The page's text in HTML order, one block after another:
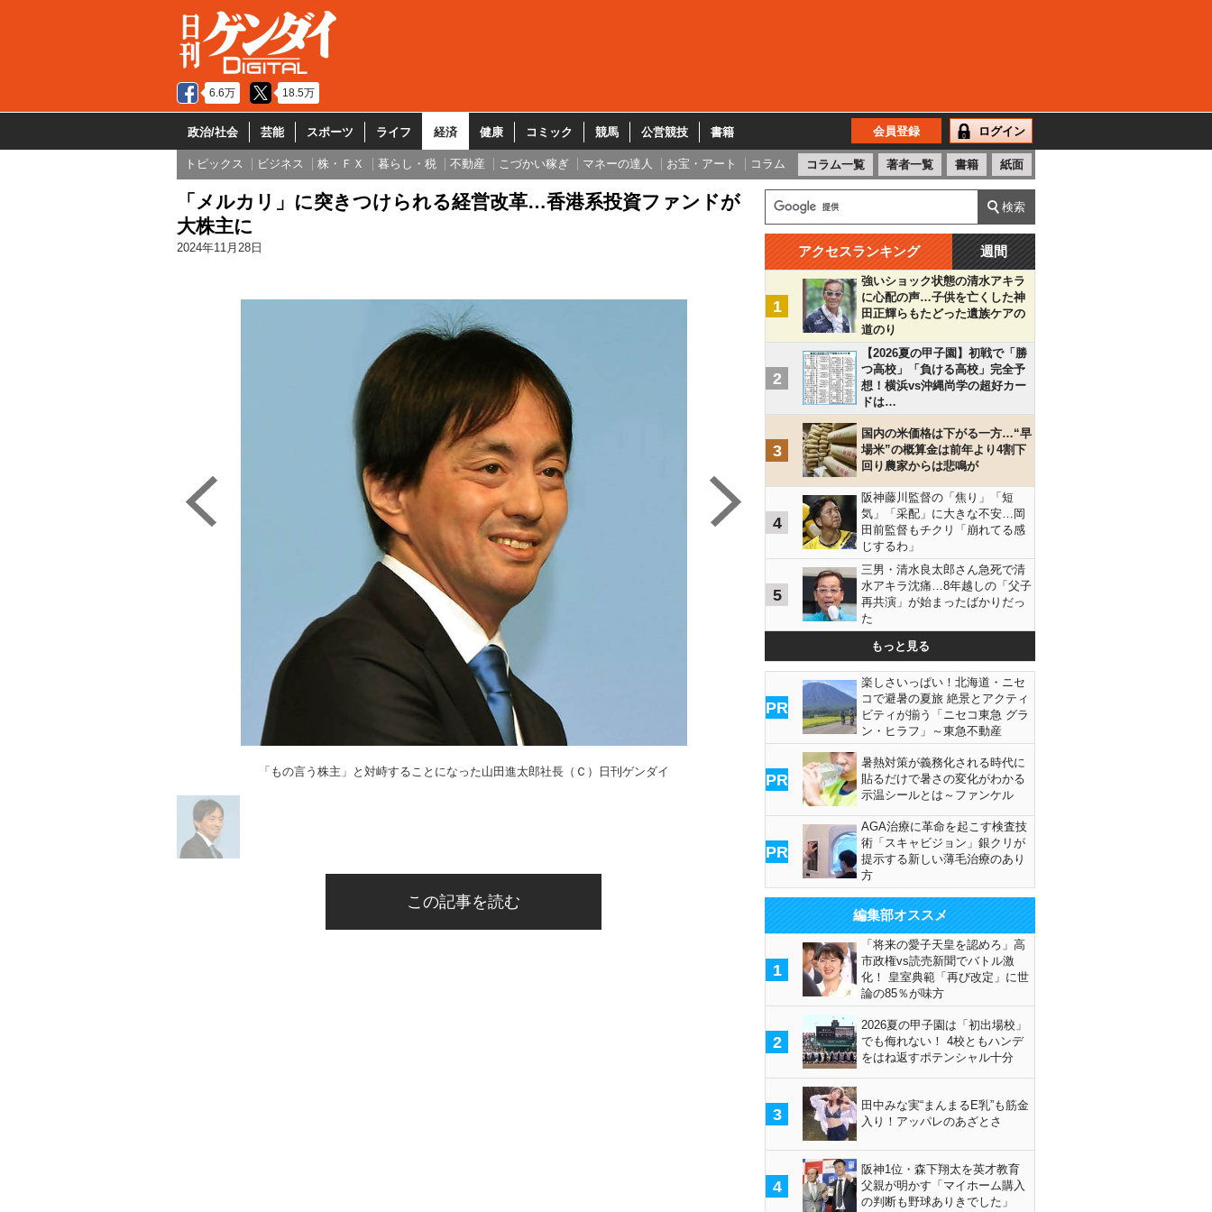
6.6万 18.5万
政治/社会 芸能 スポーツ ライフ 経済 健康 コミック 競馬 公営競技 書籍 会員登録 ログイン
トピックス ビジネス 株・ＦＸ 暮らし・税 不動産 こづかい稼ぎ マネーの達人 お宝・アート コラム コラム一覧 著者一覧 書籍 紙面
「メルカリ」に突きつけられる経営改革…香港系投資ファンドが
大株主に
2024年11月28日
「もの言う株主」と対峙することになった山田進太郎社長（Ｃ）日刊ゲンダイ
この記事を読む
アクセスランキング 週間
1
強いショック状態の清水アキラ
に心配の声…子供を亡くした神
田正輝らもたどった遺族ケアの
道のり
2
【2026夏の甲子園】初戦で「勝
つ高校」「負ける高校」完全予
想！横浜vs沖縄尚学の超好カー
ドは…
3
国内の米価格は下がる一方…“早
場米”の概算金は前年より4割下
回り農家からは悲鳴が
4
阪神藤川監督の「焦り」「短
気」「采配」に大きな不安…岡
田前監督もチクリ「崩れてる感
じするわ」
5
三男・清水良太郎さん急死で清
水アキラ沈痛…8年越しの「父子
再共演」が始まったばかりだっ
た
もっと見る
PR
楽しさいっぱい！北海道・ニセ
コで避暑の夏旅 絶景とアクティ
ビティが揃う「ニセコ東急 グラ
ン・ヒラフ」～東急不動産
PR
暑熱対策が義務化される時代に
貼るだけで暑さの変化がわかる
示温シールとは～ファンケル
PR
AGA治療に革命を起こす検査技
術「スキャビジョン」銀クリが
提示する新しい薄毛治療のあり
方
編集部オススメ
1
「将来の愛子天皇を認めろ」高
市政権vs読売新聞でバトル激
化！ 皇室典範「再び改定」に世
論の85％が味方
2
2026夏の甲子園は「初出場校」
でも侮れない！ 4校ともハンデ
をはね返すポテンシャル十分
3
田中みな実“まんまるE乳”も筋金
入り！アッパレのあざとさ
4
阪神1位・森下翔太を英才教育
父親が明かす「マイホーム購入
の判断も野球ありきでした」